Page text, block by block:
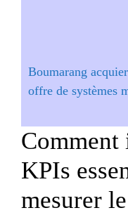
Boumarang
offre de systèmes
KPIs
mesurer